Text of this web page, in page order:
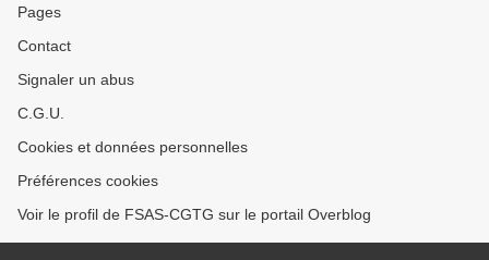
Pages
Contact
Signaler un abus
C.G.U.
Cookies et données personnelles
Préférences cookies
Voir le profil de FSAS-CGTG sur le portail Overblog